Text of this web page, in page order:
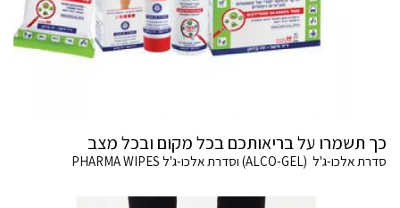
כך תשמרו על בריאותכם בכל מקום ובכל מצב
סדרת אלכו-ג'ל (ALCO-GEL) וסדרת אלכו-ג'ל PHARMA WIPES